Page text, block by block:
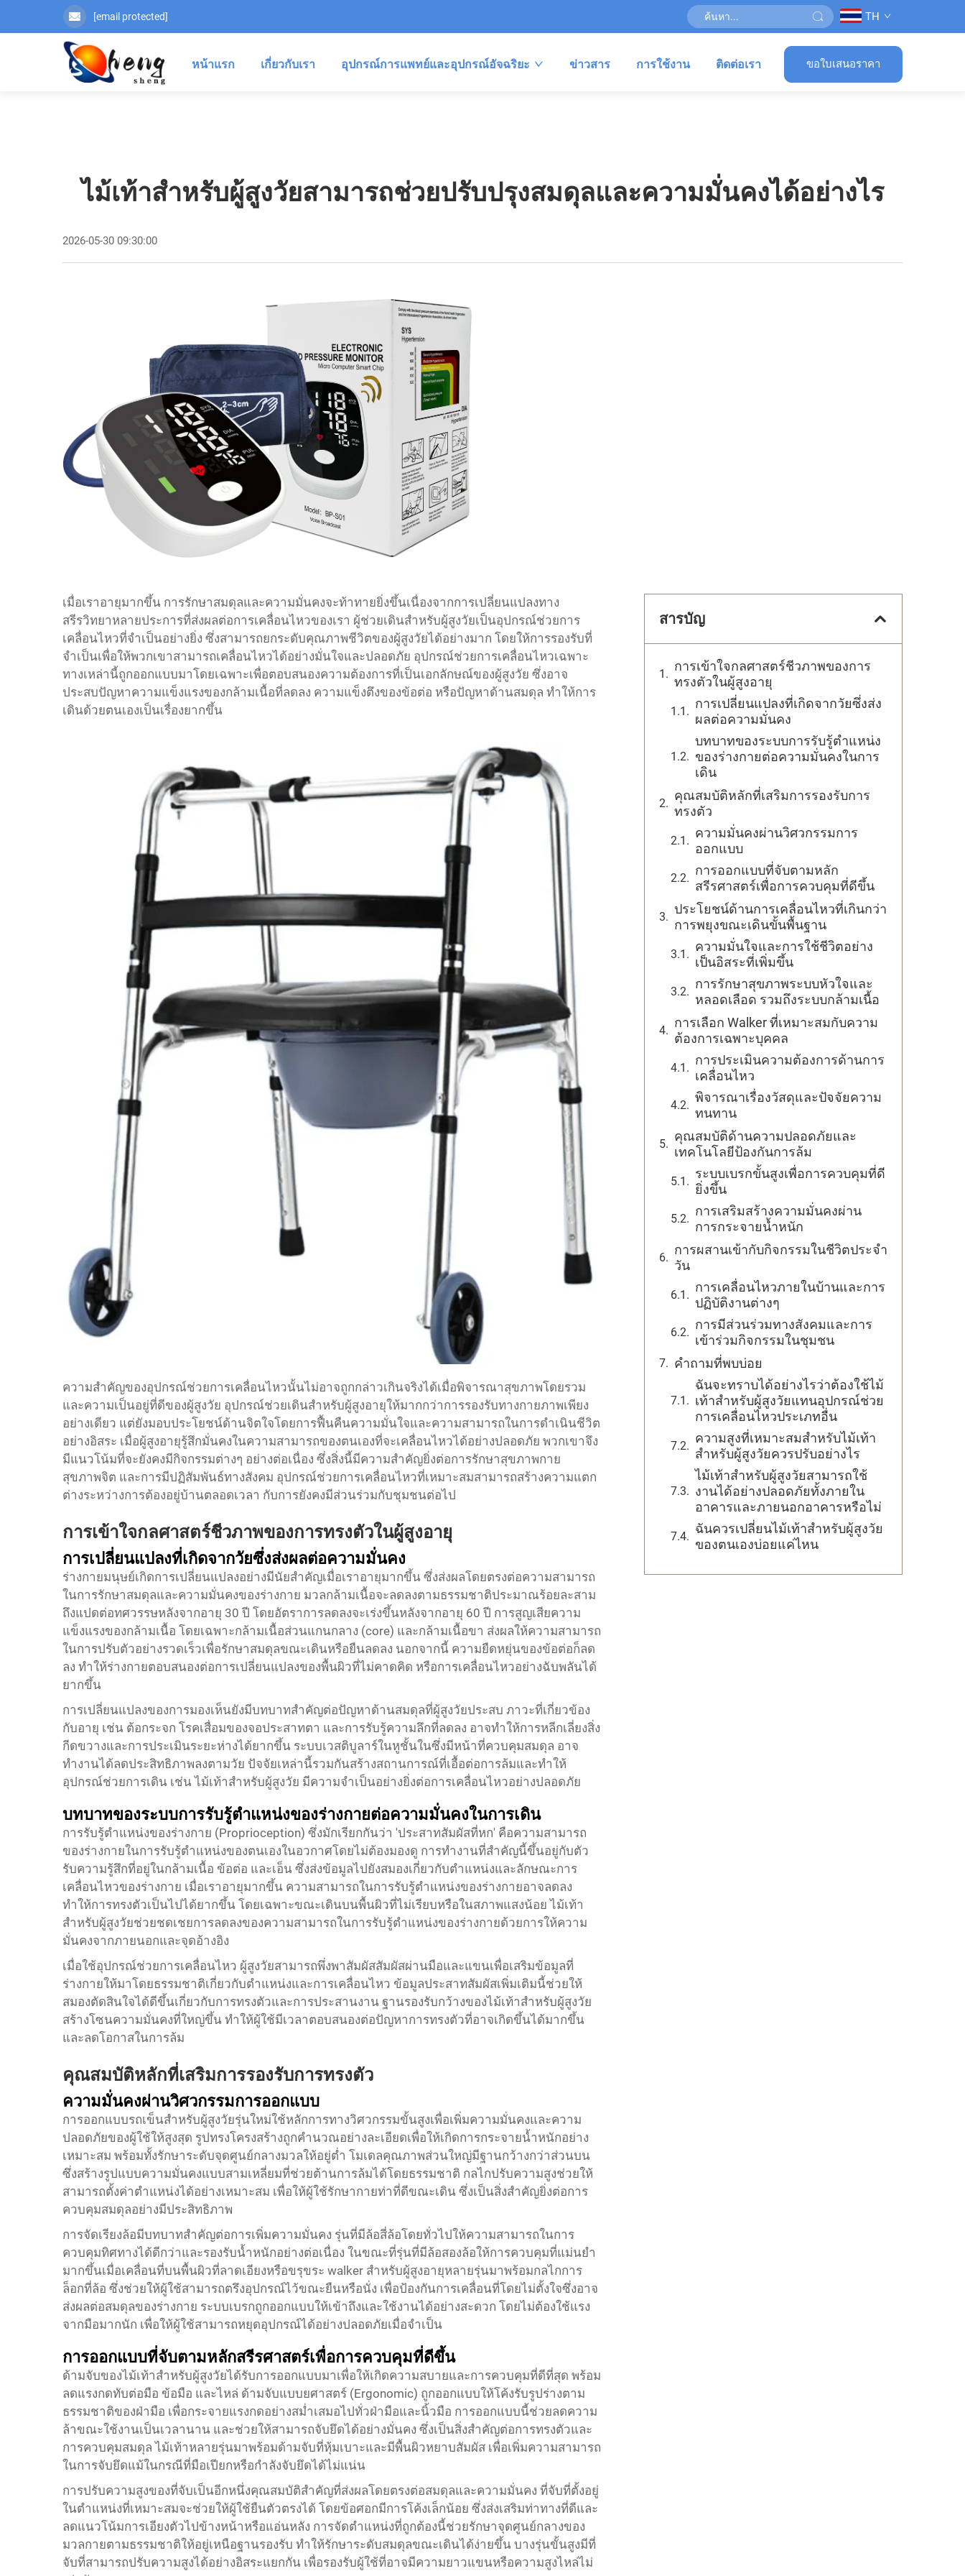
[email protected] TH
หน้าแรก เกี่ยวกับเรา อุปกรณ์การแพทย์และอุปกรณ์อัจฉริยะ ข่าวสาร การใช้งาน ติดต่อเรา ขอใบเสนอราคา
ไม้เท้าสำหรับผู้สูงวัยสามารถช่วยปรับปรุงสมดุลและความมั่นคงได้อย่างไร
2026-05-30 09:30:00
เมื่อเราอายุมากขึ้น การรักษาสมดุลและความมั่นคงจะท้าทายยิ่งขึ้นเนื่องจากการเปลี่ยนแปลงทาง
สรีรวิทยาหลายประการที่ส่งผลต่อการเคลื่อนไหวของเรา ผู้ช่วยเดินสำหรับผู้สูงวัยเป็นอุปกรณ์ช่วยการ
เคลื่อนไหวที่จำเป็นอย่างยิ่ง ซึ่งสามารถยกระดับคุณภาพชีวิตของผู้สูงวัยได้อย่างมาก โดยให้การรองรับที่
จำเป็นเพื่อให้พวกเขาสามารถเคลื่อนไหวได้อย่างมั่นใจและปลอดภัย อุปกรณ์ช่วยการเคลื่อนไหวเฉพาะ
ทางเหล่านี้ถูกออกแบบมาโดยเฉพาะเพื่อตอบสนองความต้องการที่เป็นเอกลักษณ์ของผู้สูงวัย ซึ่งอาจ
ประสบปัญหาความแข็งแรงของกล้ามเนื้อที่ลดลง ความแข็งตึงของข้อต่อ หรือปัญหาด้านสมดุล ทำให้การ
เดินด้วยตนเองเป็นเรื่องยากขึ้น
ความสำคัญของอุปกรณ์ช่วยการเคลื่อนไหวนั้นไม่อาจถูกกล่าวเกินจริงได้เมื่อพิจารณาสุขภาพโดยรวม
และความเป็นอยู่ที่ดีของผู้สูงวัย อุปกรณ์ช่วยเดินสำหรับผู้สูงอายุให้มากกว่าการรองรับทางกายภาพเพียง
อย่างเดียว แต่ยังมอบประโยชน์ด้านจิตใจโดยการฟื้นคืนความมั่นใจและความสามารถในการดำเนินชีวิต
อย่างอิสระ เมื่อผู้สูงอายุรู้สึกมั่นคงในความสามารถของตนเองที่จะเคลื่อนไหวได้อย่างปลอดภัย พวกเขาจึง
มีแนวโน้มที่จะยังคงมีกิจกรรมต่างๆ อย่างต่อเนื่อง ซึ่งสิ่งนี้มีความสำคัญยิ่งต่อการรักษาสุขภาพกาย
สุขภาพจิต และการมีปฏิสัมพันธ์ทางสังคม อุปกรณ์ช่วยการเคลื่อนไหวที่เหมาะสมสามารถสร้างความแตก
ต่างระหว่างการต้องอยู่บ้านตลอดเวลา กับการยังคงมีส่วนร่วมกับชุมชนต่อไป
การเข้าใจกลศาสตร์ชีวภาพของการทรงตัวในผู้สูงอายุ
การเปลี่ยนแปลงที่เกิดจากวัยซึ่งส่งผลต่อความมั่นคง
ร่างกายมนุษย์เกิดการเปลี่ยนแปลงอย่างมีนัยสำคัญเมื่อเราอายุมากขึ้น ซึ่งส่งผลโดยตรงต่อความสามารถ
ในการรักษาสมดุลและความมั่นคงของร่างกาย มวลกล้ามเนื้อจะลดลงตามธรรมชาติประมาณร้อยละสาม
ถึงแปดต่อทศวรรษหลังจากอายุ 30 ปี โดยอัตราการลดลงจะเร่งขึ้นหลังจากอายุ 60 ปี การสูญเสียความ
แข็งแรงของกล้ามเนื้อ โดยเฉพาะกล้ามเนื้อส่วนแกนกลาง (core) และกล้ามเนื้อขา ส่งผลให้ความสามารถ
ในการปรับตัวอย่างรวดเร็วเพื่อรักษาสมดุลขณะเดินหรือยืนลดลง นอกจากนี้ ความยืดหยุ่นของข้อต่อก็ลด
ลง ทำให้ร่างกายตอบสนองต่อการเปลี่ยนแปลงของพื้นผิวที่ไม่คาดคิด หรือการเคลื่อนไหวอย่างฉับพลันได้
ยากขึ้น
การเปลี่ยนแปลงของการมองเห็นยังมีบทบาทสำคัญต่อปัญหาด้านสมดุลที่ผู้สูงวัยประสบ ภาวะที่เกี่ยวข้อง
กับอายุ เช่น ต้อกระจก โรคเสื่อมของจอประสาทตา และการรับรู้ความลึกที่ลดลง อาจทำให้การหลีกเลี่ยงสิ่ง
กีดขวางและการประเมินระยะห่างได้ยากขึ้น ระบบเวสติบูลาร์ในหูชั้นในซึ่งมีหน้าที่ควบคุมสมดุล อาจ
ทำงานได้ลดประสิทธิภาพลงตามวัย ปัจจัยเหล่านี้รวมกันสร้างสถานการณ์ที่เอื้อต่อการล้มและทำให้
อุปกรณ์ช่วยการเดิน เช่น ไม้เท้าสำหรับผู้สูงวัย มีความจำเป็นอย่างยิ่งต่อการเคลื่อนไหวอย่างปลอดภัย
บทบาทของระบบการรับรู้ตำแหน่งของร่างกายต่อความมั่นคงในการเดิน
การรับรู้ตำแหน่งของร่างกาย (Proprioception) ซึ่งมักเรียกกันว่า 'ประสาทสัมผัสที่หก' คือความสามารถ
ของร่างกายในการรับรู้ตำแหน่งของตนเองในอวกาศโดยไม่ต้องมองดู การทำงานที่สำคัญนี้ขึ้นอยู่กับตัว
รับความรู้สึกที่อยู่ในกล้ามเนื้อ ข้อต่อ และเอ็น ซึ่งส่งข้อมูลไปยังสมองเกี่ยวกับตำแหน่งและลักษณะการ
เคลื่อนไหวของร่างกาย เมื่อเราอายุมากขึ้น ความสามารถในการรับรู้ตำแหน่งของร่างกายอาจลดลง
ทำให้การทรงตัวเป็นไปได้ยากขึ้น โดยเฉพาะขณะเดินบนพื้นผิวที่ไม่เรียบหรือในสภาพแสงน้อย ไม้เท้า
สำหรับผู้สูงวัยช่วยชดเชยการลดลงของความสามารถในการรับรู้ตำแหน่งของร่างกายด้วยการให้ความ
มั่นคงจากภายนอกและจุดอ้างอิง
เมื่อใช้อุปกรณ์ช่วยการเคลื่อนไหว ผู้สูงวัยสามารถพึ่งพาสัมผัสสัมผัสผ่านมือและแขนเพื่อเสริมข้อมูลที่
ร่างกายให้มาโดยธรรมชาติเกี่ยวกับตำแหน่งและการเคลื่อนไหว ข้อมูลประสาทสัมผัสเพิ่มเติมนี้ช่วยให้
สมองตัดสินใจได้ดีขึ้นเกี่ยวกับการทรงตัวและการประสานงาน ฐานรองรับกว้างของไม้เท้าสำหรับผู้สูงวัย
สร้างโซนความมั่นคงที่ใหญ่ขึ้น ทำให้ผู้ใช้มีเวลาตอบสนองต่อปัญหาการทรงตัวที่อาจเกิดขึ้นได้มากขึ้น
และลดโอกาสในการล้ม
คุณสมบัติหลักที่เสริมการรองรับการทรงตัว
ความมั่นคงผ่านวิศวกรรมการออกแบบ
การออกแบบรถเข็นสำหรับผู้สูงวัยรุ่นใหม่ใช้หลักการทางวิศวกรรมขั้นสูงเพื่อเพิ่มความมั่นคงและความ
ปลอดภัยของผู้ใช้ให้สูงสุด รูปทรงโครงสร้างถูกคำนวณอย่างละเอียดเพื่อให้เกิดการกระจายน้ำหนักอย่าง
เหมาะสม พร้อมทั้งรักษาระดับจุดศูนย์กลางมวลให้อยู่ต่ำ โมเดลคุณภาพส่วนใหญ่มีฐานกว้างกว่าส่วนบน
ซึ่งสร้างรูปแบบความมั่นคงแบบสามเหลี่ยมที่ช่วยต้านการล้มได้โดยธรรมชาติ กลไกปรับความสูงช่วยให้
สามารถตั้งค่าตำแหน่งได้อย่างเหมาะสม เพื่อให้ผู้ใช้รักษากายท่าที่ดีขณะเดิน ซึ่งเป็นสิ่งสำคัญยิ่งต่อการ
ควบคุมสมดุลอย่างมีประสิทธิภาพ
การจัดเรียงล้อมีบทบาทสำคัญต่อการเพิ่มความมั่นคง รุ่นที่มีล้อสี่ล้อโดยทั่วไปให้ความสามารถในการ
ควบคุมทิศทางได้ดีกว่าและรองรับน้ำหนักอย่างต่อเนื่อง ในขณะที่รุ่นที่มีล้อสองล้อให้การควบคุมที่แม่นยำ
มากขึ้นเมื่อเคลื่อนที่บนพื้นผิวที่ลาดเอียงหรือขรุขระ walker สำหรับผู้สูงอายุหลายรุ่นมาพร้อมกลไกการ
ล็อกที่ล้อ ซึ่งช่วยให้ผู้ใช้สามารถตรึงอุปกรณ์ไว้ขณะยืนหรือนั่ง เพื่อป้องกันการเคลื่อนที่โดยไม่ตั้งใจซึ่งอาจ
ส่งผลต่อสมดุลของร่างกาย ระบบเบรกถูกออกแบบให้เข้าถึงและใช้งานได้อย่างสะดวก โดยไม่ต้องใช้แรง
จากมือมากนัก เพื่อให้ผู้ใช้สามารถหยุดอุปกรณ์ได้อย่างปลอดภัยเมื่อจำเป็น
การออกแบบที่จับตามหลักสรีรศาสตร์เพื่อการควบคุมที่ดีขึ้น
ด้ามจับของไม้เท้าสำหรับผู้สูงวัยได้รับการออกแบบมาเพื่อให้เกิดความสบายและการควบคุมที่ดีที่สุด พร้อม
ลดแรงกดทับต่อมือ ข้อมือ และไหล่ ด้ามจับแบบยศาสตร์ (Ergonomic) ถูกออกแบบให้โค้งรับรูปร่างตาม
ธรรมชาติของฝ่ามือ เพื่อกระจายแรงกดอย่างสม่ำเสมอไปทั่วฝ่ามือและนิ้วมือ การออกแบบนี้ช่วยลดความ
ล้าขณะใช้งานเป็นเวลานาน และช่วยให้สามารถจับยึดได้อย่างมั่นคง ซึ่งเป็นสิ่งสำคัญต่อการทรงตัวและ
การควบคุมสมดุล ไม้เท้าหลายรุ่นมาพร้อมด้ามจับที่หุ้มเบาะและมีพื้นผิวหยาบสัมผัส เพื่อเพิ่มความสามารถ
ในการจับยึดแม้ในกรณีที่มือเปียกหรือกำลังจับยึดได้ไม่แน่น
การปรับความสูงของที่จับเป็นอีกหนึ่งคุณสมบัติสำคัญที่ส่งผลโดยตรงต่อสมดุลและความมั่นคง ที่จับที่ตั้งอยู่
ในตำแหน่งที่เหมาะสมจะช่วยให้ผู้ใช้ยืนตัวตรงได้ โดยข้อศอกมีการโค้งเล็กน้อย ซึ่งส่งเสริมท่าทางที่ดีและ
ลดแนวโน้มการเอียงตัวไปข้างหน้าหรือแอ่นหลัง การจัดตำแหน่งที่ถูกต้องนี้ช่วยรักษาจุดศูนย์กลางของ
มวลกายตามธรรมชาติให้อยู่เหนือฐานรองรับ ทำให้รักษาระดับสมดุลขณะเดินได้ง่ายขึ้น บางรุ่นขั้นสูงมีที่
จับที่สามารถปรับความสูงได้อย่างอิสระแยกกัน เพื่อรองรับผู้ใช้ที่อาจมีความยาวแขนหรือความสูงไหล่ไม่
สารบัญ
การเข้าใจกลศาสตร์ชีวภาพของการ
ทรงตัวในผู้สูงอายุ
การเปลี่ยนแปลงที่เกิดจากวัยซึ่งส่ง
ผลต่อความมั่นคง
บทบาทของระบบการรับรู้ตำแหน่ง
ของร่างกายต่อความมั่นคงในการ
เดิน
คุณสมบัติหลักที่เสริมการรองรับการ
ทรงตัว
ความมั่นคงผ่านวิศวกรรมการ
ออกแบบ
การออกแบบที่จับตามหลัก
สรีรศาสตร์เพื่อการควบคุมที่ดีขึ้น
ประโยชน์ด้านการเคลื่อนไหวที่เกินกว่า
การพยุงขณะเดินขั้นพื้นฐาน
ความมั่นใจและการใช้ชีวิตอย่าง
เป็นอิสระที่เพิ่มขึ้น
การรักษาสุขภาพระบบหัวใจและ
หลอดเลือด รวมถึงระบบกล้ามเนื้อ
การเลือก Walker ที่เหมาะสมกับความ
ต้องการเฉพาะบุคคล
การประเมินความต้องการด้านการ
เคลื่อนไหว
พิจารณาเรื่องวัสดุและปัจจัยความ
ทนทาน
คุณสมบัติด้านความปลอดภัยและ
เทคโนโลยีป้องกันการล้ม
ระบบเบรกขั้นสูงเพื่อการควบคุมที่ดี
ยิ่งขึ้น
การเสริมสร้างความมั่นคงผ่าน
การกระจายน้ำหนัก
การผสานเข้ากับกิจกรรมในชีวิตประจำ
วัน
การเคลื่อนไหวภายในบ้านและการ
ปฏิบัติงานต่างๆ
การมีส่วนร่วมทางสังคมและการ
เข้าร่วมกิจกรรมในชุมชน
คำถามที่พบบ่อย
ฉันจะทราบได้อย่างไรว่าต้องใช้ไม้
เท้าสำหรับผู้สูงวัยแทนอุปกรณ์ช่วย
การเคลื่อนไหวประเภทอื่น
ความสูงที่เหมาะสมสำหรับไม้เท้า
สำหรับผู้สูงวัยควรปรับอย่างไร
ไม้เท้าสำหรับผู้สูงวัยสามารถใช้
งานได้อย่างปลอดภัยทั้งภายใน
อาคารและภายนอกอาคารหรือไม่
ฉันควรเปลี่ยนไม้เท้าสำหรับผู้สูงวัย
ของตนเองบ่อยแค่ไหน